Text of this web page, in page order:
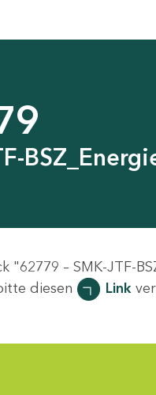
"62779 – SMK-JTF-
diesen
Link